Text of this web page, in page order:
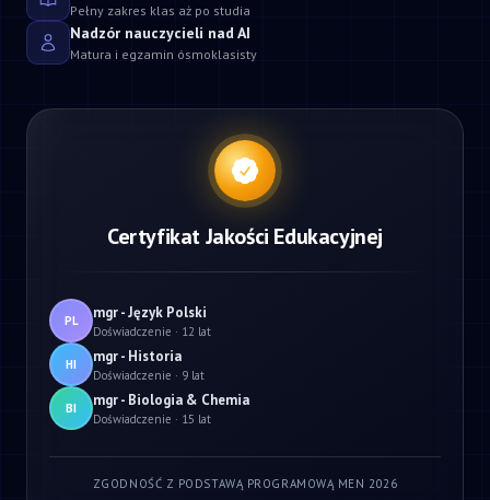
Pełny zakres klas aż po studia
Nadzór nauczycieli nad AI
Matura i egzamin ósmoklasisty
Certyfikat Jakości Edukacyjnej
PL mgr - Język Polski
Doświadczenie · 12 lat
HI mgr - Historia
Doświadczenie · 9 lat
BI mgr - Biologia & Chemia
Doświadczenie · 15 lat
ZGODNOŚĆ Z PODSTAWĄ PROGRAMOWĄ MEN 2026